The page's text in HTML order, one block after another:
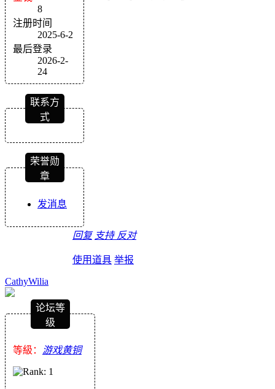
8
注册时间
2025-6-2
最后登录
2026-2-
24
联系方
式
荣誉勋
章
发消息
回复 支持 反对
使用道具 举报
CathyWilia
论坛等
级
等級： 游戏黄铜